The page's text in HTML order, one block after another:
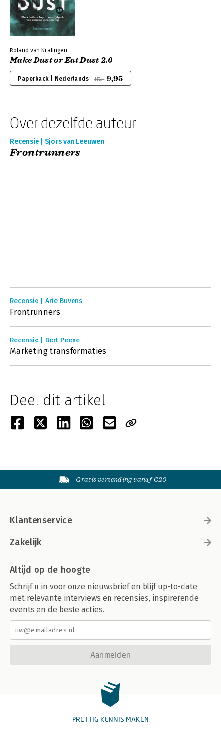
Roland van Kralingen
Make Dust or Eat Dust 2.0
Paperback | Nederlands 15,- 9,95
Over dezelfde auteur
Recensie | Sjors van Leeuwen
Frontrunners
Recensie | Arie Buvens
Frontrunners
Recensie | Bert Peene
Marketing transformaties
Deel dit artikel
Gratis verzending vanaf €20
Klantenservice
Zakelijk
Altijd op de hoogte
Schrijf u in voor onze nieuwsbrief en blijf up-to-date
met relevante interviews en recensies, inspirerende
events en de beste acties.
Aanmelden
PRETTIG KENNIS MAKEN